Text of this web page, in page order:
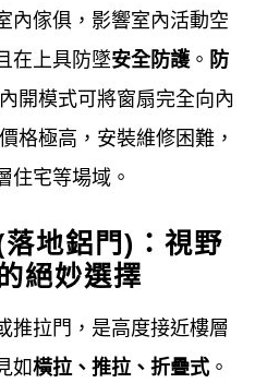
裝流程
內傢俱，影響室內活動空
在上具防墜安全防護 。 防
內開模式可將窗扇完全向內
格極高，安裝維修困難，
住宅等場域。
地鋁門)：視野
絕妙選擇
推拉門，是高度接近樓層
如橫拉、推拉、折疊式。